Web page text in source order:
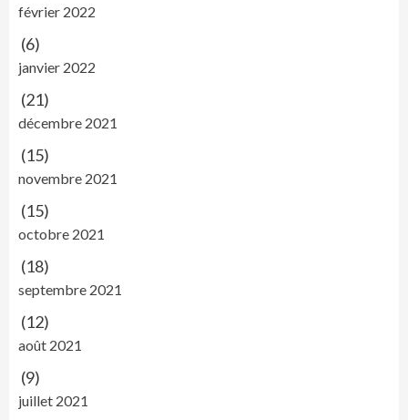
février 2022
(6)
janvier 2022
(21)
décembre 2021
(15)
novembre 2021
(15)
octobre 2021
(18)
septembre 2021
(12)
août 2021
(9)
juillet 2021